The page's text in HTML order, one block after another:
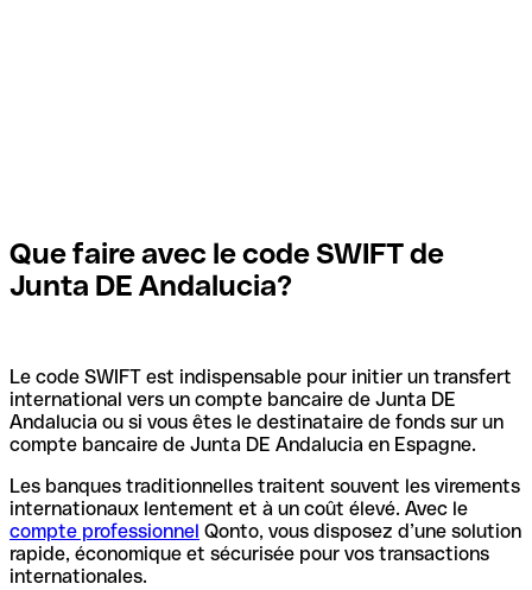
Que faire avec le code SWIFT de
Junta DE Andalucia?
Le code SWIFT est indispensable pour initier un transfert
international vers un compte bancaire de Junta DE
Andalucia ou si vous êtes le destinataire de fonds sur un
compte bancaire de Junta DE Andalucia en Espagne.
Les banques traditionnelles traitent souvent les virements
internationaux lentement et à un coût élevé. Avec le
compte professionnel Qonto, vous disposez d’une solution
rapide, économique et sécurisée pour vos transactions
internationales.